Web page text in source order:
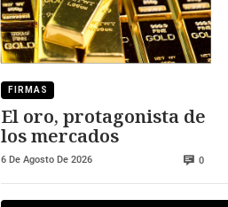
FIRMAS
El oro, protagonista de
los mercados
6 De Agosto De 2026 0